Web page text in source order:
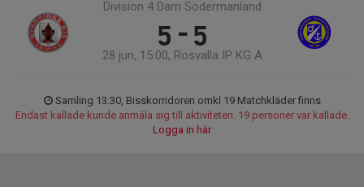
Division 4 Dam Södermanland
5 - 5
28 jun, 15:00, Rosvalla IP KG A
Samling 13:30, Bisskorridoren omkl 19 Matchkläder finns
Endast kallade kunde anmäla sig till aktiviteten. 19 personer var kallade.
Logga in här